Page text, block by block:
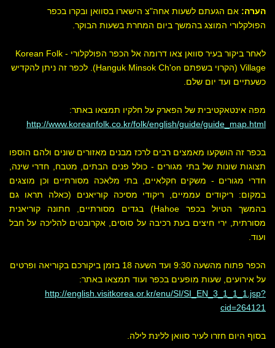
הערה: אם הגעתם לשעות אחה"צ הישארו בסוואן ובקרו בכפר
הפולקלורי המוצג בהמשך ביום המחרת בשעות הבוקר.
לאחר ביקור בעיר סוואן צאו דרומה אל הכפר הפולקלורי - Korean Folk
Village (הקרוי בשפתם Hanguk Minsok Ch'on). לכפר זה ניתן להקדיש
כשעתיים ועד יום שלם.
מפה אינטאקטיבית של הפארק על חלקיו תמצאו באתר:
http://www.koreanfolk.co.kr/folk/english/guide/guide_map.html
בכפר זה הושקעו מאמצים רבים לרכז מבנים מאזורים שונים ולהם הוספו
תצוגות שונות של בתי מגורים - כולל פנים הבתים, מטבח, חדרי שינה,
חדרי מגורים - משקים חקלאיים, בתי מלאכה מסורתיים וכן מוצגים
במקום: ריקודים עממיים, ריקודי מסיכה קוריאנים (כאלה תראו גם
בהמשך הטיול בכפר Hahoe) בגדים מסורתיים, חתונה קוריאנית
מסורתית, ירי חיצים בעת רכיבה על סוסים, אקרובטים להליכה על חבל
ועוד.
הכפר פתוח מהשעה 9:30 ועד השעה 18 בזמן ביקורכם בקוריאה ופרטים
על אירועים, שעות מופעים בכפר ועוד תמצאו באתר:
http://english.visitkorea.or.kr/enu/SI/SI_EN_3_1_1_1.jsp?
cid=264121
בסוף היום חזרו לעיר סוואן ללינת לילה.